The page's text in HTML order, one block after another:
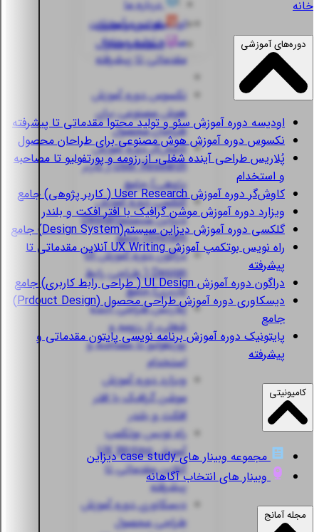
اودیسهدوره آموزش
سئو و تولید محتوا
مقدماتی تا پیشرفته
نکسوسدوره آموزش
هوش مصنوعی برای
طراحان محصول
کاوش‌گردوره آموزش
User Research ( کاربر
پژوهی) جامع
گلکسیدوره آموزش
دیزاین سیستم(Design
System) جامع
دراگون
دوره آموزش UI
Design ( طراحی رابط
کاربری) جامع
پُلاریسطراحی آینده
شغلی، از رزومه و
پورتفولیو تا مصاحبه و
استخدام
ویزارددوره آموزش
موشن گرافیک با افتر
افکت و بلندر
راه نویسبوتکمپ
آموزش UX Writing
آنلاین مقدماتی تا
پیشرفته
دیسکاوریدوره آموزش
طراحی محصول
درباره ما
قوانین و مقررات
استعلام مدارک
خانه
دوره‌های آموزشی
اودیسهدوره آموزش سئو و تولید محتوا مقدماتی تا پیشرفته
نکسوسدوره آموزش هوش مصنوعی برای طراحان محصول
پُلاریسطراحی آینده شغلی، از رزومه و پورتفولیو تا مصاحبه
و استخدام
کاوش‌گردوره آموزش User Research ( کاربر پژوهی) جامع
ویزارددوره آموزش موشن گرافیک با افتر افکت و بلندر
گلکسیدوره آموزش دیزاین سیستم(Design System) جامع
راه نویس
بوتکمپ آموزش UX Writing آنلاین مقدماتی تا
پیشرفته
دراگوندوره آموزش UI Design ( طراحی رابط کاربری) جامع
دیسکاوری
دوره آموزش طراحی محصول (Prdouct Design)
جامع
پایتونیکدوره آموزش برنامه نویسی پایتون مقدماتی و
پیشرفته
کامیونیتی
مجموعه وبینار های case study دیزاین
وبینار های انتخاب آگاهانه
مجله آمانج